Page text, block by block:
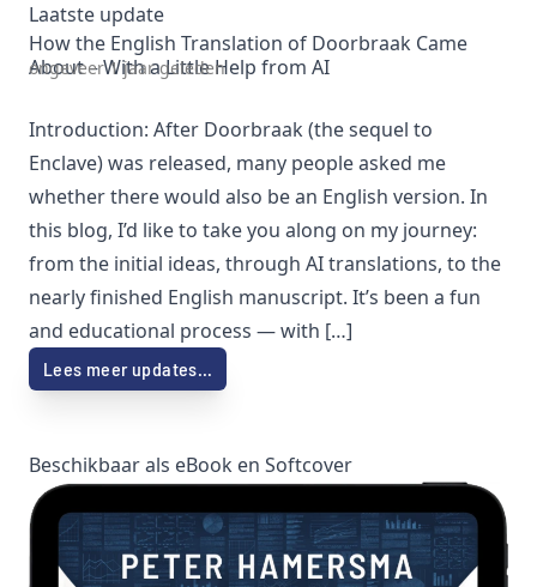
Laatste update
How the English Translation of Doorbraak Came
About – With a Little Help from AI
ongeveer 1 jaar geleden
Introduction: After Doorbraak (the sequel to
Enclave) was released, many people asked me
whether there would also be an English version. In
this blog, I’d like to take you along on my journey:
from the initial ideas, through AI translations, to the
nearly finished English manuscript. It’s been a fun
and educational process — with […]
Lees meer updates…
Beschikbaar als eBook en Softcover